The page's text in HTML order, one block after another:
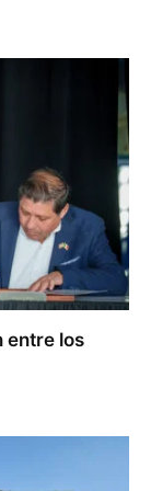
entre los